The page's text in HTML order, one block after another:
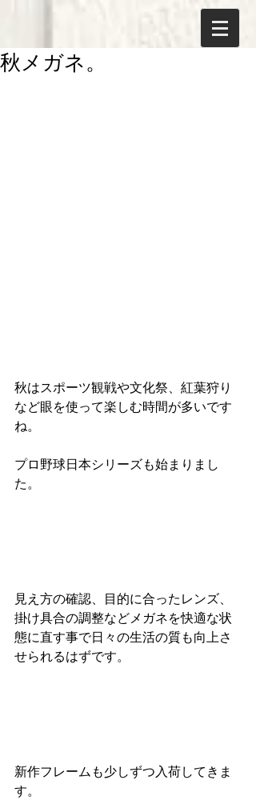
秋メガネ。
秋はスポーツ観戦や文化祭、紅葉狩り
など眼を使って楽しむ時間が多いです
ね。
プロ野球日本シリーズも始まりまし
た。
見え方の確認、目的に合ったレンズ、
掛け具合の調整などメガネを快適な状
態に直す事で日々の生活の質も向上さ
せられるはずです。
新作フレームも少しずつ入荷してきま
す。